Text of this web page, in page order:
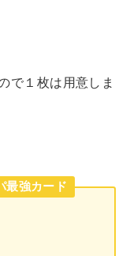
で１枚は用意しま
最強カード